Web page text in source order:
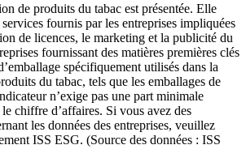
de produits du tabac est présentée. Elle
services fournis par les entreprises impliquées
de licences, le marketing et la publicité du
fournissant des matières premières clés
spécifiquement utilisés dans la
du tabac, tels que les emballages de
n’exige pas une part minimale
le chiffre d’affaires. Si vous avez des
les données des entreprises, veuillez
ISS ESG. (Source des données : ISS